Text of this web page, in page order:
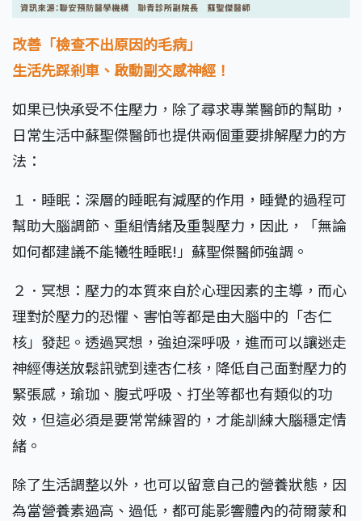
改善「檢查不出原因的毛病」
生活先踩剎車、啟動副交感神經！
如果已快承受不住壓力，除了尋求專業醫師的幫助，
日常生活中蘇聖傑醫師也提供兩個重要排解壓力的方
法：
１．睡眠：深層的睡眠有減壓的作用，睡覺的過程可
幫助大腦調節、重組情緒及重製壓力，因此，「無論
如何都建議不能犧牲睡眠!」蘇聖傑醫師強調。
２．冥想：壓力的本質來自於心理因素的主導，而心
理對於壓力的恐懼、害怕等都是由大腦中的「杏仁
核」發起。透過冥想，強迫深呼吸，進而可以讓迷走
神經傳送放鬆訊號到達杏仁核，降低自己面對壓力的
緊張感，瑜珈、腹式呼吸、打坐等都也有類似的功
效，但這必須是要常常練習的，才能訓練大腦穩定情
緒。
除了生活調整以外，也可以留意自己的營養狀態，因
為當營養素過高、過低，都可能影響體內的荷爾蒙和